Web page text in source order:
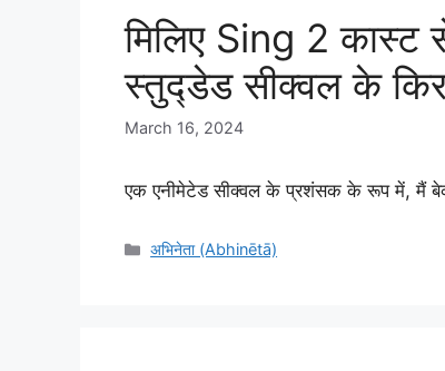
मिलिए Sing 2
स्तुद्डेड सीक्वल के
March 16, 2024
एक एनीमेटेड सीक्वल के प्रशंसक के रूप में, मैं
Categories
अभिनेता (Abhinētā)